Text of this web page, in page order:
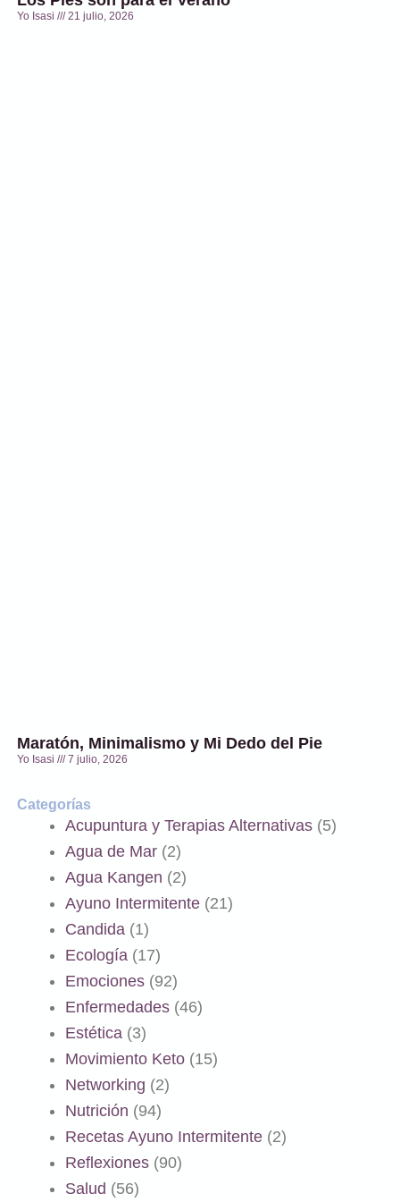
Yo Isasi 21 julio, 2026
Maratón, Minimalismo y Mi Dedo del Pie
Yo Isasi 7 julio, 2026
Categorías
Acupuntura y Terapias Alternativas (5)
Agua de Mar (2)
Agua Kangen (2)
Ayuno Intermitente (21)
Candida (1)
Ecología (17)
Emociones (92)
Enfermedades (46)
Estética (3)
Movimiento Keto (15)
Networking (2)
Nutrición (94)
Recetas Ayuno Intermitente (2)
Reflexiones (90)
Salud (56)